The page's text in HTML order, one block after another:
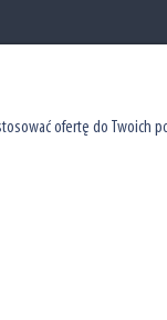
ofertę do